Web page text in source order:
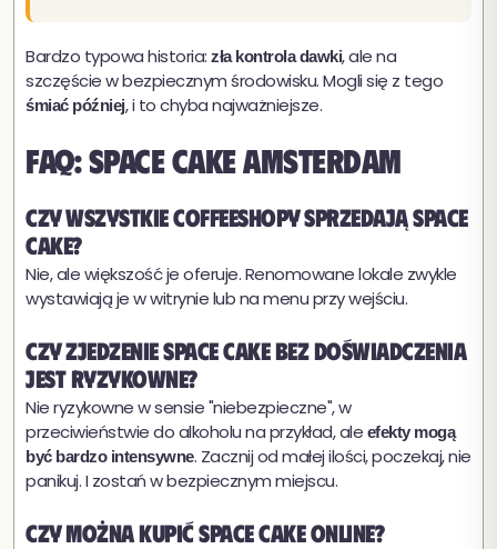
Bardzo typowa historia: zła kontrola dawki, ale na
szczęście w bezpiecznym środowisku. Mogli się z tego
śmiać później, i to chyba najważniejsze.
FAQ: Space Cake Amsterdam
Czy wszystkie coffeeshopy sprzedają space
cake?
Nie, ale większość je oferuje. Renomowane lokale zwykle
wystawiają je w witrynie lub na menu przy wejściu.
Czy zjedzenie space cake bez doświadczenia
jest ryzykowne?
Nie ryzykowne w sensie "niebezpieczne", w
przeciwieństwie do alkoholu na przykład, ale efekty mogą
być bardzo intensywne. Zacznij od małej ilości, poczekaj, nie
panikuj. I zostań w bezpiecznym miejscu.
Czy można kupić space cake online?